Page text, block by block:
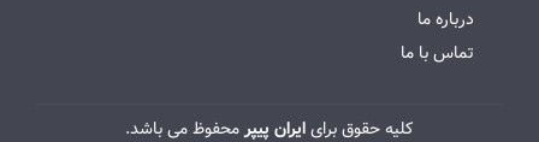
درباره ما
تماس با ما
کلیه حقوق برایایران پیپرمحفوظ می باشد.